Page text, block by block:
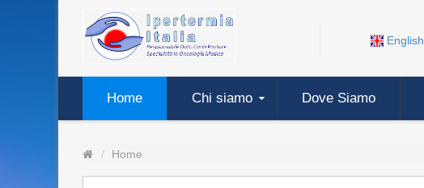
English
Home Chi siamo Dove Siamo
Home